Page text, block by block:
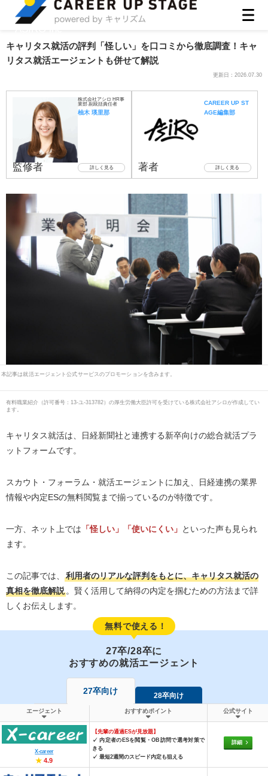
キャリタス就活の評判「怪しい」を口コミから徹底調査！キャ
リタス就活エージェントも併せて解説
更新日：2026.07.30
監修者
株式会社アシロ HR事
業部 副統括責任者
柚木 瑛里那
詳しく見る 著者
CAREER UP ST
AGE編集部
詳しく見る
本記事は就活エージェント公式サービスのプロモーションを含みます。
有料職業紹介（許可番号：13-ユ-313782）の厚生労働大臣許可を受けている株式会社アシロが作成してい
ます。
キャリタス就活は、日経新聞社と連携する新卒向けの総合就活プラ
ットフォームです。
スカウト・フォーラム・就活エージェントに加え、日経連携の業界
情報や内定ESの無料閲覧まで揃っているのが特徴です。
一方、ネット上では 「怪しい」「使いにくい」 といった声も見られ
ます。
この記事では、
利用者のリアルな評判をもとに、キャリタス就活の
真相を徹底解説。賢く活用して納得の内定を掴むための方法まで詳
しくお伝えします。
無料で使える！
27卒/28卒に
おすすめの就活エージェント
27卒向け 28卒向け
エージェント おすすめポイント 公式サイト
X-career
★ 4.9
【先輩の通過ESが見放題】
✓ 内定者のESを閲覧・OB訪問で選考対策で
きる
✓ 最短2週間のスピード内定も狙える
詳細